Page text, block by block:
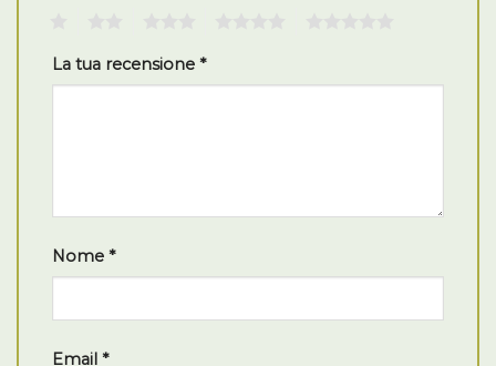
La tua recensione *
Nome *
Email *